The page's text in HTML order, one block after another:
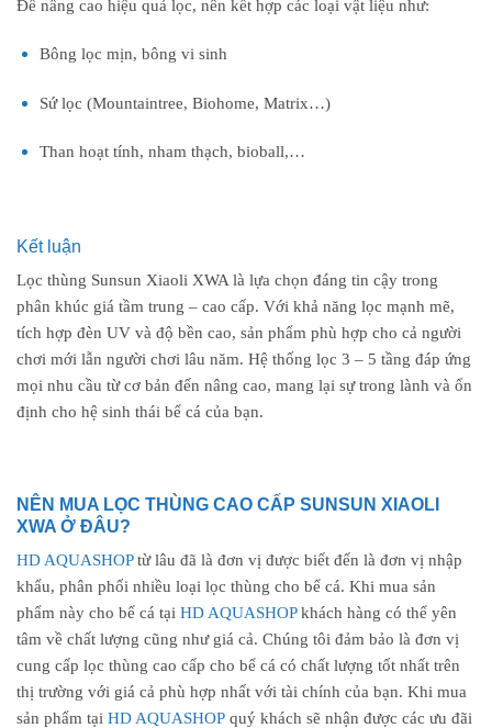
Để nâng cao hiệu quả lọc, nên kết hợp các loại vật liệu như:
Bông lọc mịn, bông vi sinh
Sứ lọc (Mountaintree, Biohome, Matrix…)
Than hoạt tính, nham thạch, bioball,…
Kết luận
Lọc thùng Sunsun Xiaoli XWA là lựa chọn đáng tin cậy trong
phân khúc giá tầm trung – cao cấp. Với khả năng lọc mạnh mẽ,
tích hợp đèn UV và độ bền cao, sản phẩm phù hợp cho cả người
chơi mới lẫn người chơi lâu năm. Hệ thống lọc 3 – 5 tầng đáp ứng
mọi nhu cầu từ cơ bản đến nâng cao, mang lại sự trong lành và ổn
định cho hệ sinh thái bể cá của bạn.
NÊN MUA LỌC THÙNG CAO CẤP SUNSUN XIAOLI
XWA Ở ĐÂU?
HD AQUASHOPtừ lâu đã là đơn vị được biết đến là đơn vị nhập
khẩu, phân phối nhiều loại lọc thùng cho bể cá. Khi mua sản
phẩm này cho bể cá tại HD AQUASHOPkhách hàng có thể yên
tâm về chất lượng cũng như giá cả. Chúng tôi đảm bảo là đơn vị
cung cấp lọc thùng cao cấp cho bể cá có chất lượng tốt nhất trên
thị trường với giá cả phù hợp nhất với tài chính của bạn. Khi mua
sản phẩm tại HD AQUASHOP quý khách sẽ nhận được các ưu đãi